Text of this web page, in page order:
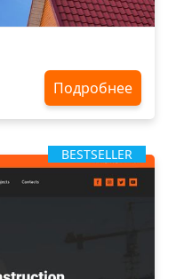
Подробнее
BESTSELLER